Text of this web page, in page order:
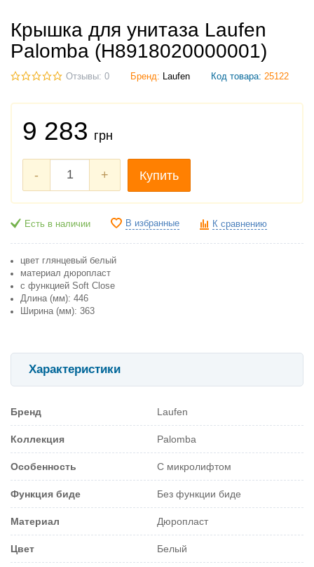
Крышка для унитаза Laufen
Palomba (H8918020000001)
Отзывы: 0 Бренд: Laufen Код товара: 25122
9 283 грн
- + Купить
Есть в наличии В избранные К сравнению
цвет глянцевый белый
материал дюропласт
с функцией Soft Close
Длина (мм): 446
Ширина (мм): 363
Характеристики
Бренд Laufen
Коллекция Palomba
Особенность С микролифтом
Функция биде Без функции биде
Материал Дюропласт
Цвет Белый